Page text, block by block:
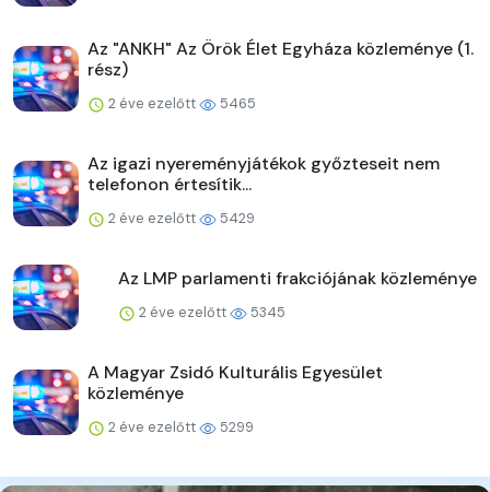
Az "ANKH" Az Örök Élet Egyháza közleménye (1.
rész)
2 éve ezelőtt 5465
Az igazi nyereményjátékok győzteseit nem
telefonon értesítik...
2 éve ezelőtt 5429
Az LMP parlamenti frakciójának közleménye
2 éve ezelőtt 5345
A Magyar Zsidó Kulturális Egyesület
közleménye
2 éve ezelőtt 5299